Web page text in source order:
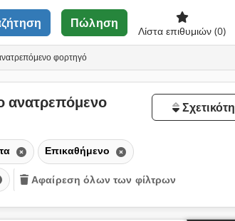
Πώληση
Λίστα επιθυμιών (0)
φορτηγό
ανατρεπόμενο
Επικαθήμενο
Αφαίρεση όλων των φίλτρων